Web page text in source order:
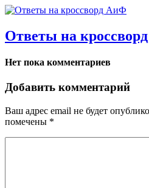
Ответы на
Нет пока комментариев
Добавить комментарий
Ваш адрес email не будет
помечены *